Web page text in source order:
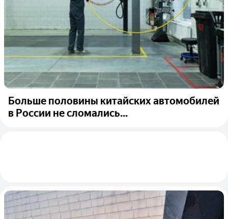
Больше половины китайских автомобилей
в России не сломались...